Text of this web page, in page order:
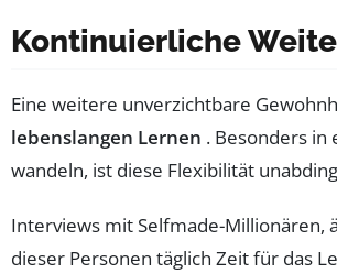
Kontinuierliche
Eine weitere unverzichtbare
lebenslangen Lernen . Besonders in
wandeln, ist diese Flexibilität
Interviews mit Selfmade-Millionären,
dieser Personen täglich Zeit für das